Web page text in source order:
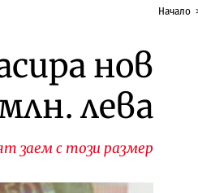
Начало
нов
лева
заем с този размер